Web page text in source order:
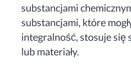
substancjami
substancjami, które
integralność, stosuje się
lub materiały.